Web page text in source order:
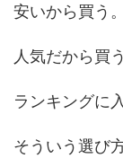
安いから買う。
人気だから買う
ランキングに
そういう選び